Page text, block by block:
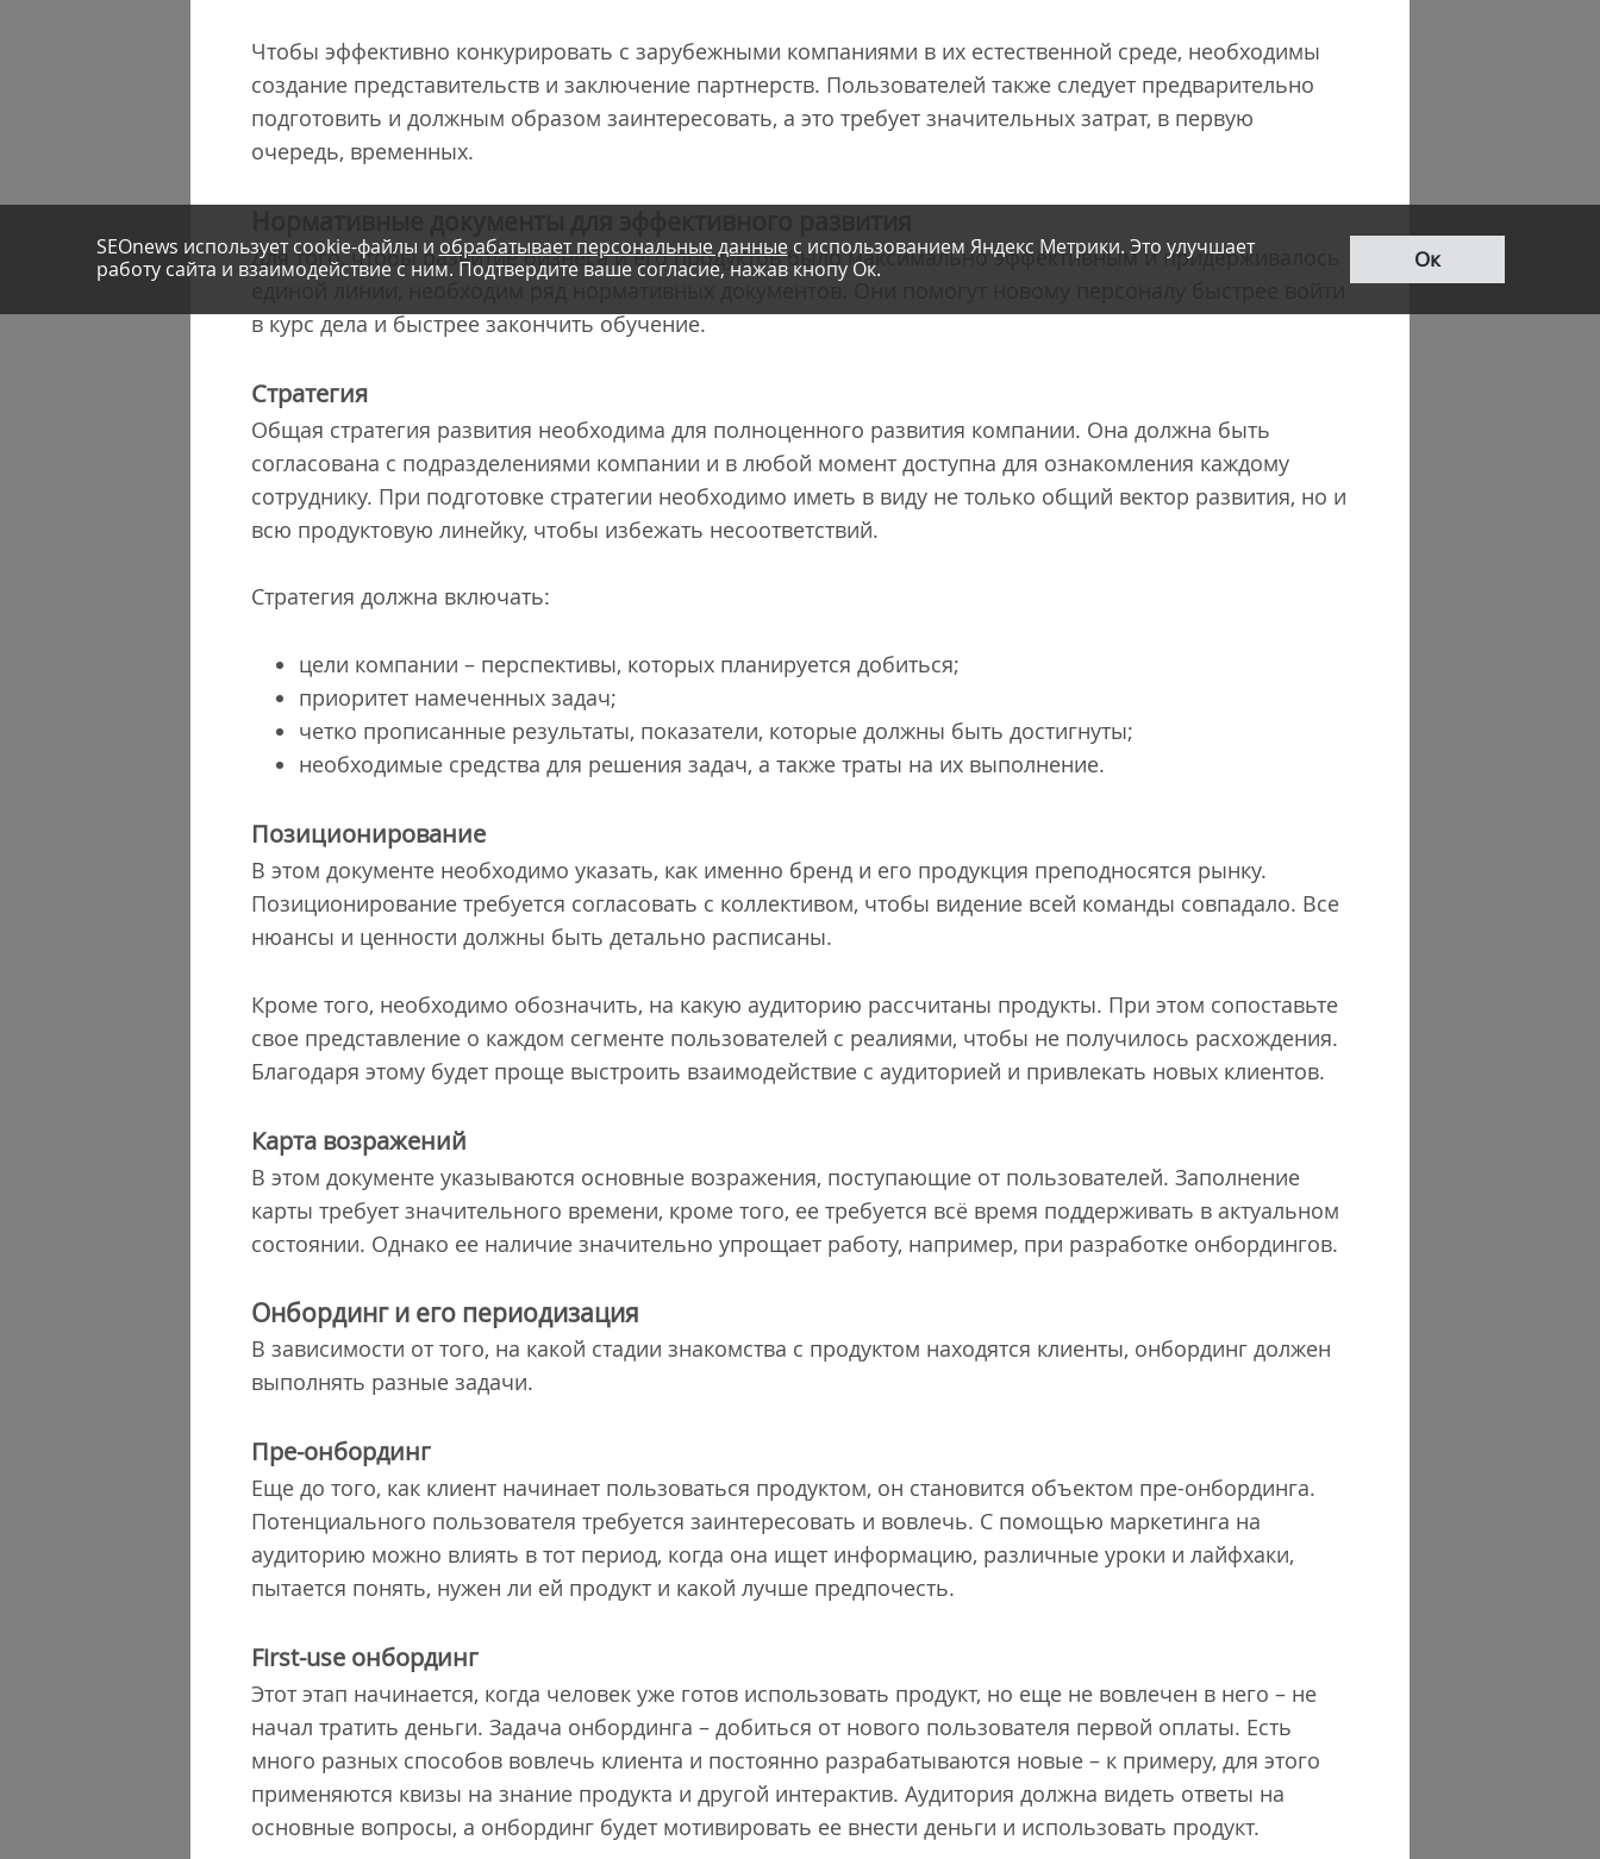
Чтобы эффективно конкурировать с зарубежными компаниями в их естественной среде, необходимы
создание представительств и заключение партнерств. Пользователей также следует предварительно
подготовить и должным образом заинтересовать, а это требует значительных затрат, в первую
очередь, временных.
Для того, чтобы развитие бизнеса и его продуктов было максимально эффективным и придерживалось
единой линии, необходим ряд нормативных документов. Они помогут новому персоналу быстрее войти
в курс дела и быстрее закончить обучение.
Стратегия
Общая стратегия развития необходима для полноценного развития компании. Она должна быть
согласована с подразделениями компании и в любой момент доступна для ознакомления каждому
сотруднику. При подготовке стратегии необходимо иметь в виду не только общий вектор развития, но и
всю продуктовую линейку, чтобы избежать несоответствий.
Стратегия должна включать:
цели компании – перспективы, которых планируется добиться;
приоритет намеченных задач;
четко прописанные результаты, показатели, которые должны быть достигнуты;
необходимые средства для решения задач, а также траты на их выполнение.
Позиционирование
В этом документе необходимо указать, как именно бренд и его продукция преподносятся рынку.
Позиционирование требуется согласовать с коллективом, чтобы видение всей команды совпадало. Все
нюансы и ценности должны быть детально расписаны.
Кроме того, необходимо обозначить, на какую аудиторию рассчитаны продукты. При этом сопоставьте
свое представление о каждом сегменте пользователей с реалиями, чтобы не получилось расхождения.
Благодаря этому будет проще выстроить взаимодействие с аудиторией и привлекать новых клиентов.
Карта возражений
В этом документе указываются основные возражения, поступающие от пользователей. Заполнение
карты требует значительного времени, кроме того, ее требуется всё время поддерживать в актуальном
состоянии. Однако ее наличие значительно упрощает работу, например, при разработке онбордингов.
Онбординг и его периодизация
В зависимости от того, на какой стадии знакомства с продуктом находятся клиенты, онбординг должен
выполнять разные задачи.
Пре-онбординг
Еще до того, как клиент начинает пользоваться продуктом, он становится объектом пре-онбординга.
Потенциального пользователя требуется заинтересовать и вовлечь. С помощью маркетинга на
аудиторию можно влиять в тот период, когда она ищет информацию, различные уроки и лайфхаки,
пытается понять, нужен ли ей продукт и какой лучше предпочесть.
First-use онбординг
Этот этап начинается, когда человек уже готов использовать продукт, но еще не вовлечен в него – не
начал тратить деньги. Задача онбординга – добиться от нового пользователя первой оплаты. Есть
много разных способов вовлечь клиента и постоянно разрабатываются новые – к примеру, для этого
применяются квизы на знание продукта и другой интерактив. Аудитория должна видеть ответы на
основные вопросы, а онбординг будет мотивировать ее внести деньги и использовать продукт.
SEOnews использует cookie-файлы и обрабатывает персональные данныес использованием Яндекс Метрики. Это улучшает
работу сайта и взаимодействие с ним. Подтвердите ваше согласие, нажав кнопу Ок.
Ок